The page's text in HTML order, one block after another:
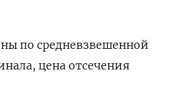
по средневзвешенной
цена отсечения